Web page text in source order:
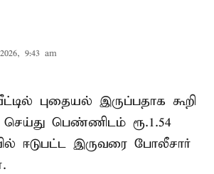
9:43 am
புதையல் இருப்பதாக கூறி
செய்து பெண்ணிடம் ரூ.1.54
ஈடுபட்ட இருவரை போலீசார்